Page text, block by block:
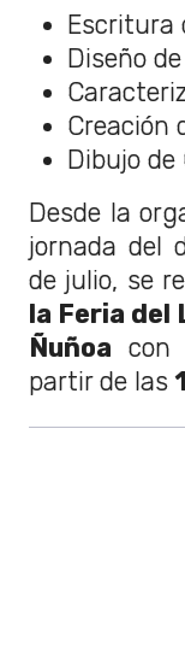
Escritura
Diseño
Creación
Dibujo de
Desde la
jornada del
de julio, se
la Feria del
Ñuñoa con
partir de las